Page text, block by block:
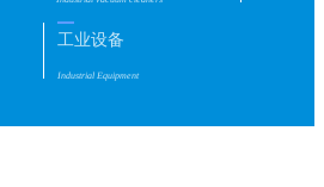
工业设备
Industrial Equipment